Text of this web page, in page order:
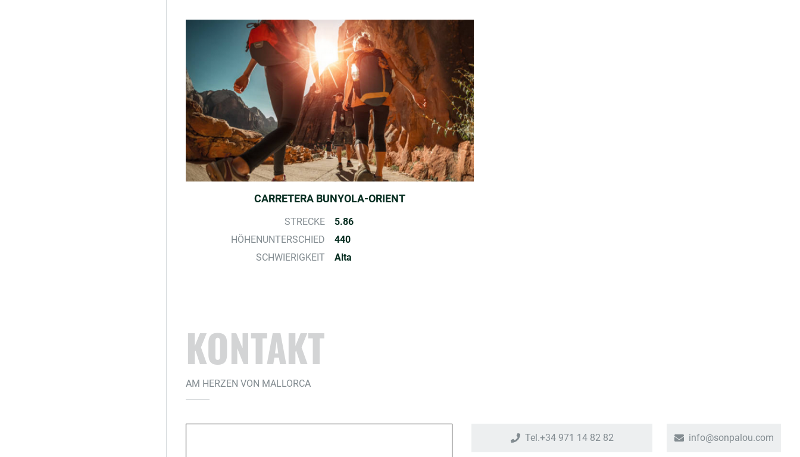
CARRETERA BUNYOLA-ORIENT
STRECKE
5.86
HÖHENUNTERSCHIED
440
SCHWIERIGKEIT
Alta
KONTAKT
AM HERZEN VON MALLORCA
Tel.+34 971 14 82 82 info@sonpalou.com